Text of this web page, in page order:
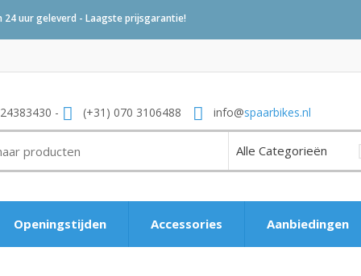
uur geleverd - Laagste prijsgarantie!
- (+31) 070 3106488 info@spaarbikes.nl
Openingstijden Accessories Aanbiedingen